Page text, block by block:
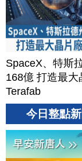
SpaceX、特斯
168億 打造最大
Terafab
今日整點